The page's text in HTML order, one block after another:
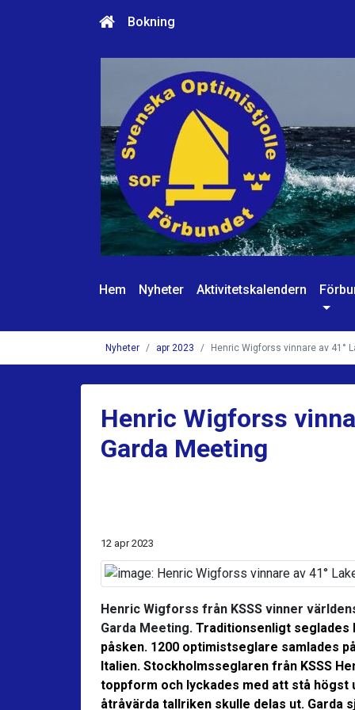
Bokning
Hem Nyheter Aktivitetskalendern
Nyheter apr 2023 Henric Wigforss vinnare av 41°
Henric Wigforss
Garda Meeting
12 apr 2023
Henric Wigforss från KSSS vinner
Garda Meeting. Traditionsenligt seglades
påsken. 1200 optimistseglare samlades
Italien. Stockholmsseglaren från KSSS
toppform och lyckades med att stå högst
åtråvärda tallriken skulle delas ut. Garda